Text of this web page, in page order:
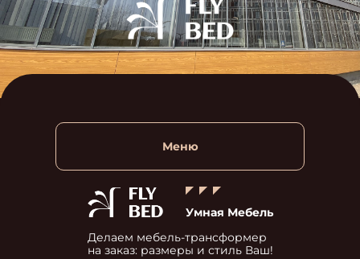
Меню
Умная Мебель
Делаем мебель-трансформер
на заказ: размеры и стиль Ваш!